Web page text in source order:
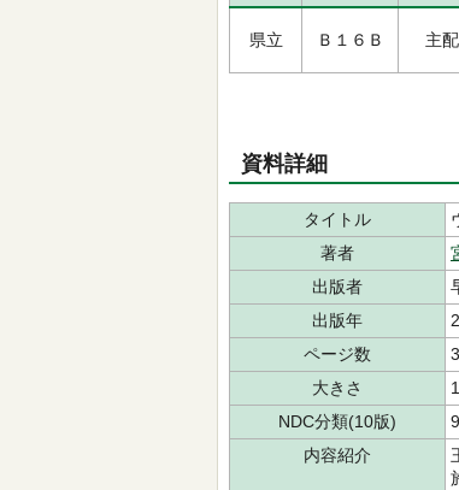
県立 Ｂ１６Ｂ 主
資料詳細
タイトル
著者
出版者
出版年
ページ数
大きさ
NDC分類(10版)
内容紹介